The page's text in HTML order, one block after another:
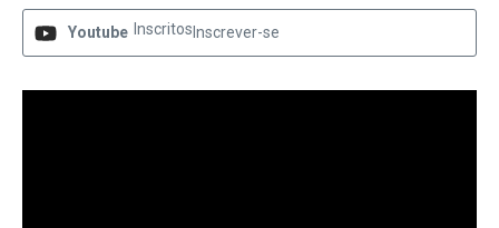
Youtube Inscritos Inscrever-se